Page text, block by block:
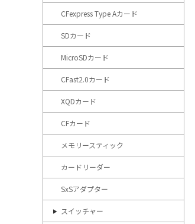
CFexpress Type Aカード
SDカード
MicroSDカード
CFast2.0カード
XQDカード
CFカード
メモリースティック
カードリーダー
SxSアダプター
スイッチャー